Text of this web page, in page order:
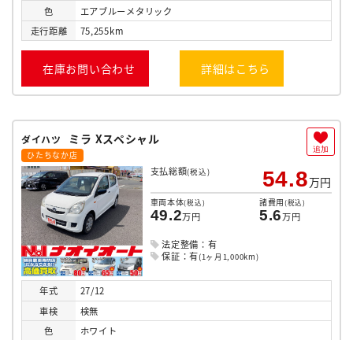
色
エアブルーメタリック
走行距離 75,255km
在庫お問い合わせ 詳細はこちら
ダイハツ ミラ Xスペシャル
ひたちなか店
支払総額(税込) 54.8万円
車両本体(税込)
49.2万円
諸費用(税込)
5.6万円
法定整備：有
保証：有(1ヶ月1,000km)
年式
27/12
車検
検無
色
ホワイト
追加